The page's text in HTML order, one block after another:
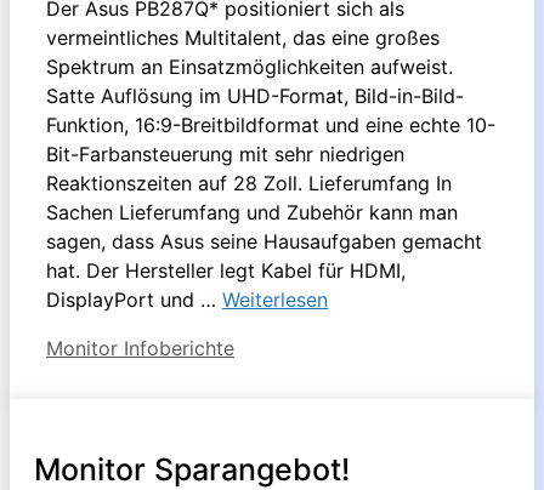
Der Asus PB287Q* positioniert sich als
vermeintliches Multitalent, das eine großes
Spektrum an Einsatzmöglichkeiten aufweist.
Satte Auflösung im UHD-Format, Bild-in-Bild-
Funktion, 16:9-Breitbildformat und eine echte 10-
Bit-Farbansteuerung mit sehr niedrigen
Reaktionszeiten auf 28 Zoll. Lieferumfang In
Sachen Lieferumfang und Zubehör kann man
sagen, dass Asus seine Hausaufgaben gemacht
hat. Der Hersteller legt Kabel für HDMI,
DisplayPort und … Weiterlesen
Kategorien
Monitor Infoberichte
Monitor Sparangebot!